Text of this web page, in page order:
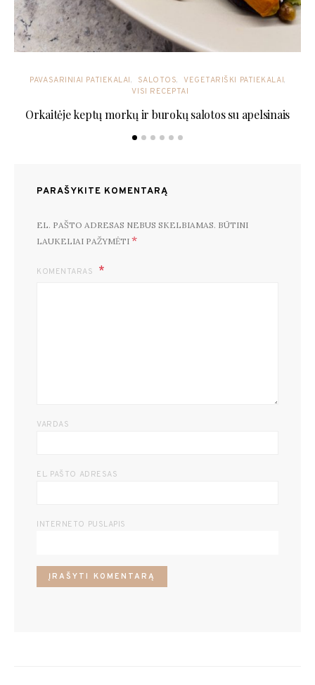
PAVASARINIAI PATIEKALAI SALOTOS
VEGETARIŠKI PATIEKALAI
VISI RECEPTAI
Orkaitėje keptų morkų ir burokų salotos su apelsinais
PARAŠYKITE KOMENTARĄ
EL. PAŠTO ADRESAS NEBUS SKELBIAMAS. BŪTINI
LAUKELIAI PAŽYMĖTI *
KOMENTARAS
VARDAS
EL. PAŠTO ADRESAS
INTERNETO PUSLAPIS